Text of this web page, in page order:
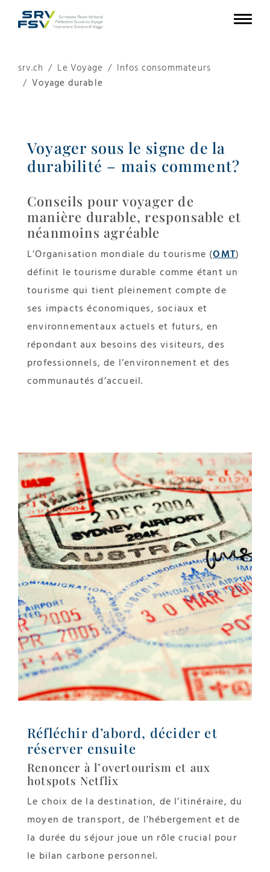
srv.ch Le Voyage
Infos consommateurs
Voyage durable
Voyager sous le signe de la
durabilité – mais comment?
Conseils pour voyager de
manière durable, responsable et
néanmoins agréable
L’Organisation mondiale du tourisme (OMT)
définit le tourisme durable comme étant un
tourisme qui tient pleinement compte de
ses impacts économiques, sociaux et
environnementaux actuels et futurs, en
répondant aux besoins des visiteurs, des
professionnels, de l’environnement et des
communautés d’accueil.
Réfléchir d’abord, décider et
réserver ensuite
Renoncer à l’overtourism et aux
hotspots Netflix
Le choix de la destination, de l’itinéraire, du
moyen de transport, de l’hébergement et de
la durée du séjour joue un rôle crucial pour
le bilan carbone personnel.